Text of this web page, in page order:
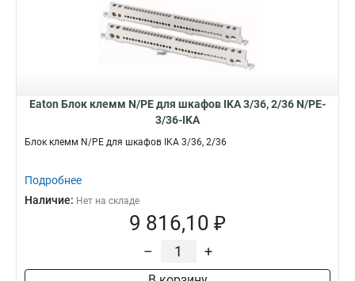
Eaton Блок клемм N/PE для шкафов IKA 3/36, 2/36 N/PE-
3/36-IKA
Блок клемм N/PE для шкафов IKA 3/36, 2/36
Подробнее
Наличие: Нет на складе
9 816,10 ₽
– +